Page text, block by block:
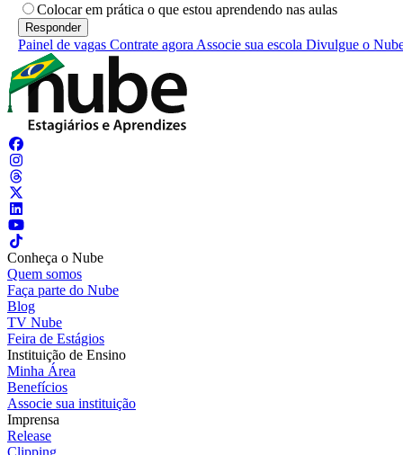
Colocar em prática o que estou aprendendo nas aulas
Painel de vagas Contrate agora Associe sua escola Divulgue o
Conheça o Nube
Quem somos
Faça parte do Nube
Blog
TV Nube
Feira de Estágios
Instituição de Ensino
Minha Área
Benefícios
Associe sua instituição
Imprensa
Release
Clipping